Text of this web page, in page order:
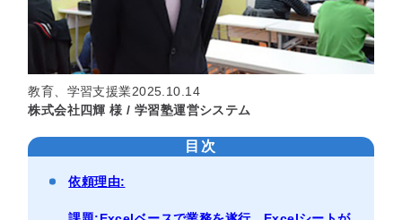
Joboco
支援事例
セミナー
運用相談してみる
簡単
教育、学習支援業2025.10.14
株式会社四輝 様 / 学習塾運営システム
目次
依頼理由: